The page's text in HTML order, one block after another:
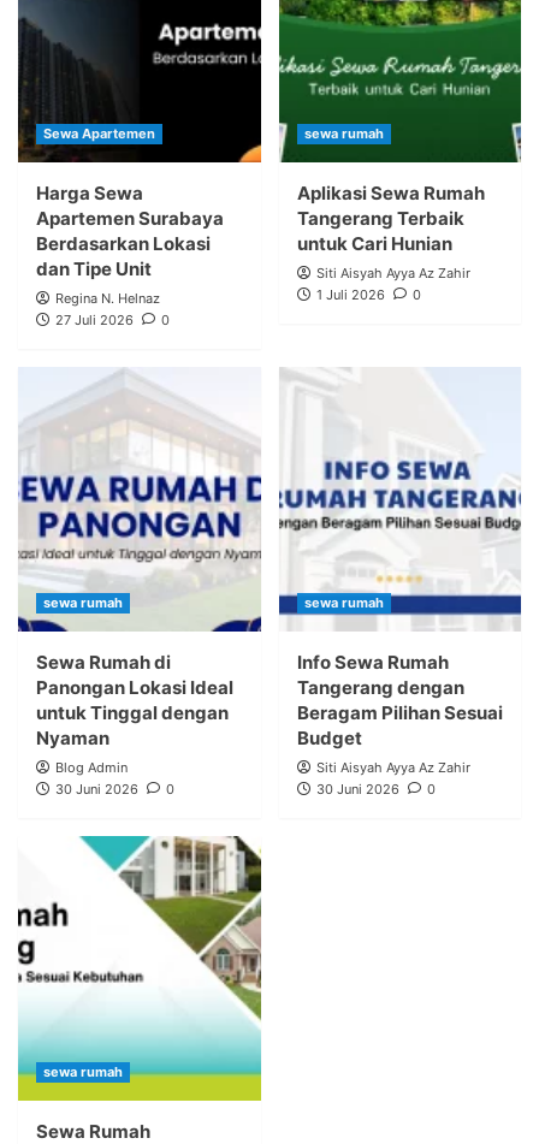
Sewa Apartemen
Harga Sewa
Apartemen Surabaya
Berdasarkan Lokasi
dan Tipe Unit
Regina N. Helnaz
27 Juli 2026
0
sewa rumah
Aplikasi Sewa Rumah
Tangerang Terbaik
untuk Cari Hunian
Siti Aisyah Ayya Az Zahir
1 Juli 2026
0
sewa rumah
Sewa Rumah di
Panongan Lokasi Ideal
untuk Tinggal dengan
Nyaman
Blog Admin
30 Juni 2026
0
sewa rumah
Info Sewa Rumah
Tangerang dengan
Beragam Pilihan Sesuai
Budget
Siti Aisyah Ayya Az Zahir
30 Juni 2026
0
sewa rumah
Sewa Rumah